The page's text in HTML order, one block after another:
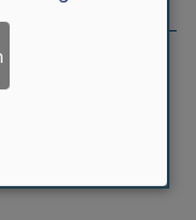
des Landes
-